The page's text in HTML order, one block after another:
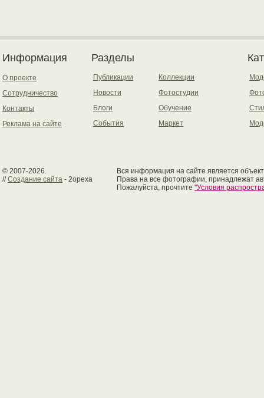
Информация
О проекте
Сотрудничество
Контакты
Реклама на сайте
Разделы
Публикации
Новости
Блоги
События
Коллекции
Фотостудии
Обучение
Маркет
© 2007-2026.
//Создание сайта - 2opexa
Вся информация на сайте является
Права на все фотографии, принадлежат
Пожалуйста, прочтите "Условия